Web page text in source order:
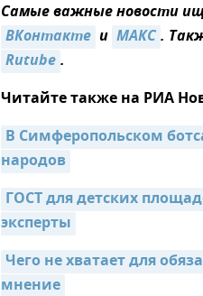
Самые важные новости
ВКонтакте и МАКС.
Rutube.
Читайте также на РИА
В Симферопольском
народов
ГОСТ для детских
эксперты
Чего не хватает для
мнение